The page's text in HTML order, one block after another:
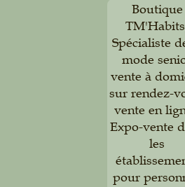
Boutique
Spécialiste
mode
vente à
sur rendez-
vente en
Expo-vente
les
pour